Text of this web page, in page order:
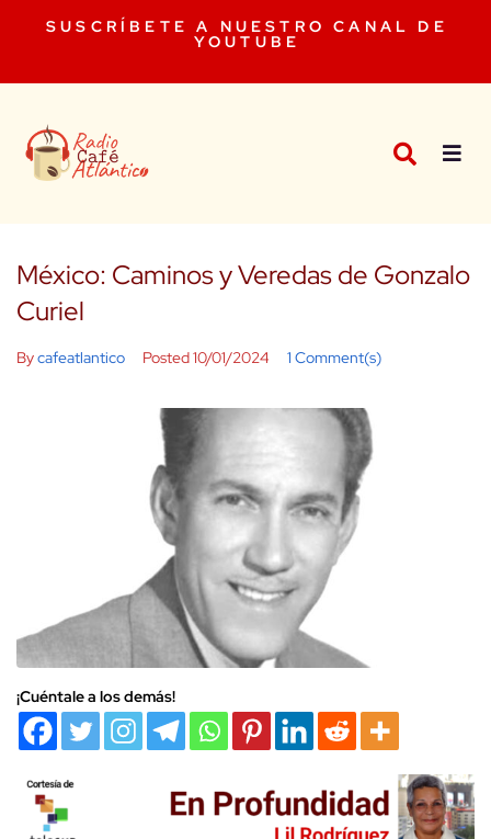
SUSCRÍBETE A NUESTRO CANAL DE
YOUTUBE
México: Caminos y Veredas de Gonzalo
Curiel
Bycafeatlantico Posted10/01/2024 1 Comment(s)
¡Cuéntale a los demás!